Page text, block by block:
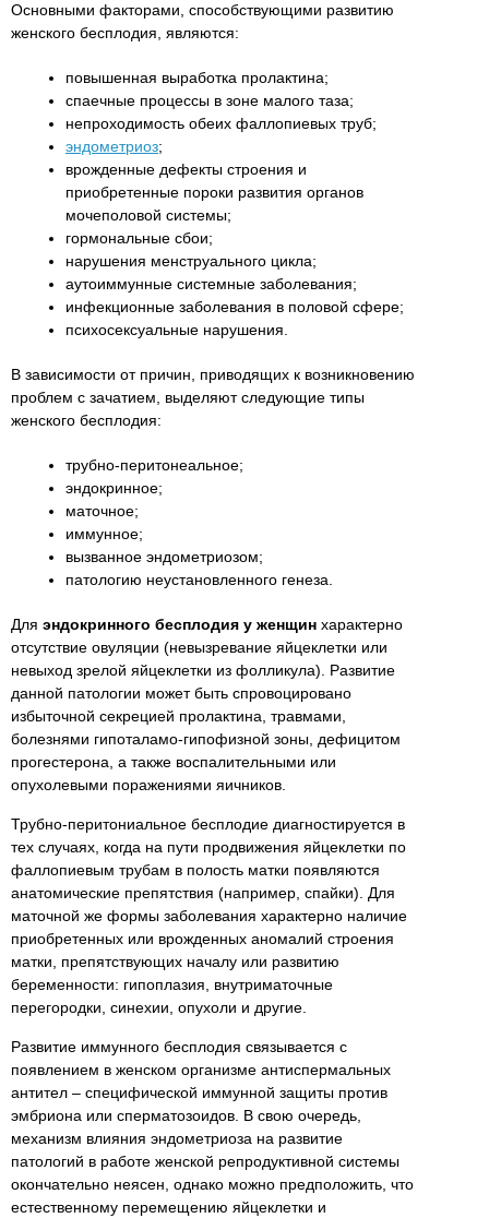
Основными факторами, способствующими развитию
женского бесплодия, являются:
повышенная выработка пролактина;
спаечные процессы в зоне малого таза;
непроходимость обеих фаллопиевых труб;
эндометриоз;
врожденные дефекты строения и
приобретенные пороки развития органов
мочеполовой системы;
гормональные сбои;
нарушения менструального цикла;
аутоиммунные системные заболевания;
инфекционные заболевания в половой сфере;
психосексуальные нарушения.
В зависимости от причин, приводящих к возникновению
проблем с зачатием, выделяют следующие типы
женского бесплодия:
трубно-перитонеальное;
эндокринное;
маточное;
иммунное;
вызванное эндометриозом;
патологию неустановленного генеза.
Для эндокринного бесплодия у женщин характерно
отсутствие овуляции (невызревание яйцеклетки или
невыход зрелой яйцеклетки из фолликула). Развитие
данной патологии может быть спровоцировано
избыточной секрецией пролактина, травмами,
болезнями гипоталамо-гипофизной зоны, дефицитом
прогестерона, а также воспалительными или
опухолевыми поражениями яичников.
Трубно-перитониальное бесплодие диагностируется в
тех случаях, когда на пути продвижения яйцеклетки по
фаллопиевым трубам в полость матки появляются
анатомические препятствия (например, спайки). Для
маточной же формы заболевания характерно наличие
приобретенных или врожденных аномалий строения
матки, препятствующих началу или развитию
беременности: гипоплазия, внутриматочные
перегородки, синехии, опухоли и другие.
Развитие иммунного бесплодия связывается с
появлением в женском организме антиспермальных
антител – специфической иммунной защиты против
эмбриона или сперматозоидов. В свою очередь,
механизм влияния эндометриоза на развитие
патологий в работе женской репродуктивной системы
окончательно неясен, однако можно предположить, что
естественному перемещению яйцеклетки и